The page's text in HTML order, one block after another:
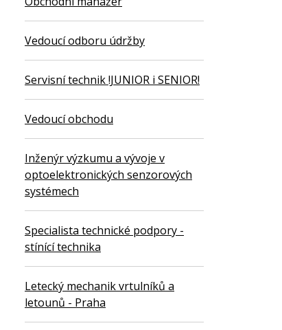
Vedoucí odboru údržby
Servisní technik !JUNIOR i SENIOR!
Vedoucí obchodu
Inženýr výzkumu a vývoje v
optoelektronických senzorových
systémech
Specialista technické podpory -
stínící technika
Letecký mechanik vrtulníků a
letounů - Praha